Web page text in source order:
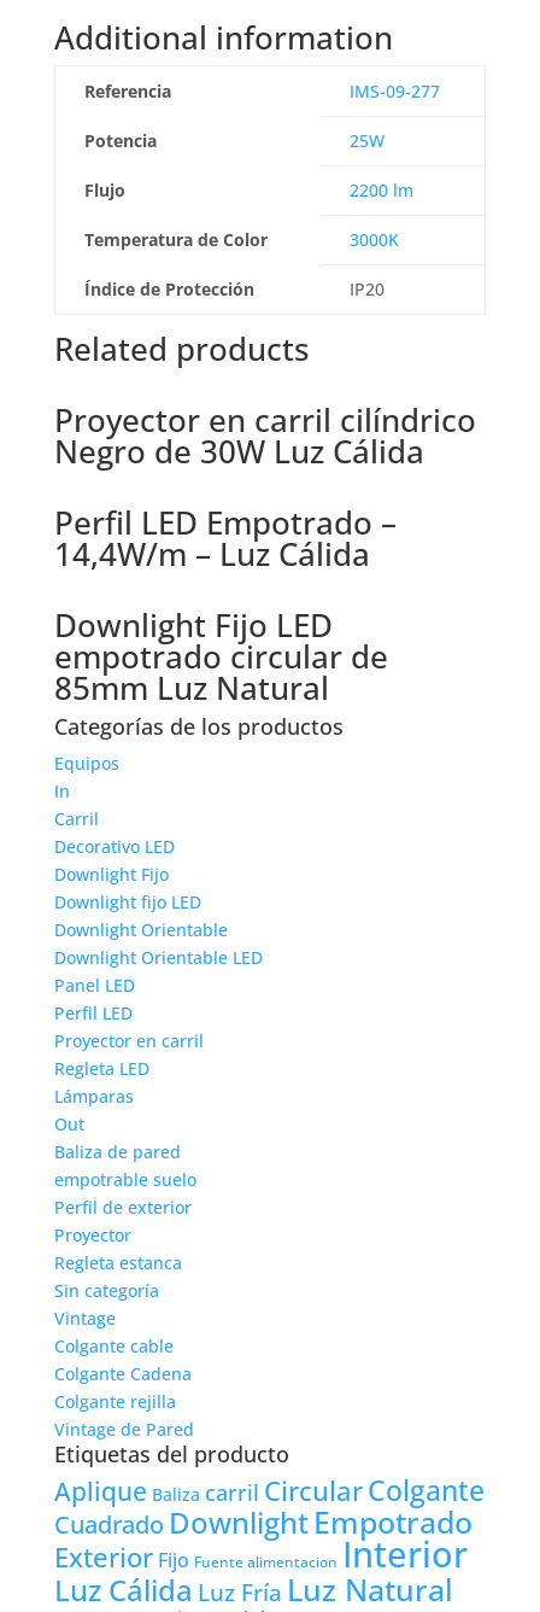
Additional information
Referencia IMS-09-277
Potencia 25W
Flujo 2200 lm
Temperatura de Color 3000K
Índice de Protección IP20
Related products
Proyector en carril cilíndrico
Negro de 30W Luz Cálida
Perfil LED Empotrado –
14,4W/m – Luz Cálida
Downlight Fijo LED
empotrado circular de
85mm Luz Natural
Categorías de los productos
Equipos
In
Carril
Decorativo LED
Downlight Fijo
Downlight fijo LED
Downlight Orientable
Downlight Orientable LED
Panel LED
Perfil LED
Proyector en carril
Regleta LED
Lámparas
Out
Baliza de pared
empotrable suelo
Perfil de exterior
Proyector
Regleta estanca
Sin categoría
Vintage
Colgante cable
Colgante Cadena
Colgante rejilla
Vintage de Pared
Etiquetas del producto
Aplique Baliza carril CircularColgante
Cuadrado DownlightEmpotrado
Exterior Fijo Fuente alimentacion Interior
Luz Cálida Luz Fría Luz Natural